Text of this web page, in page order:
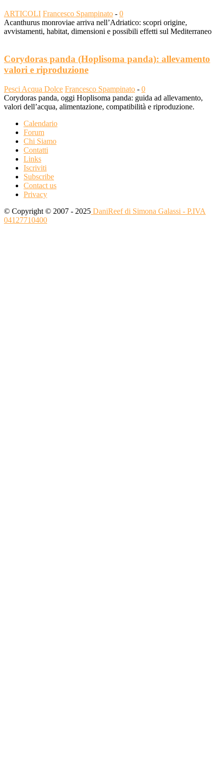
ARTICOLI Francesco Spampinato - 0
Acanthurus monroviae arriva nell’Adriatico: scopri origine,
avvistamenti, habitat, dimensioni e possibili effetti sul Mediterraneo
Corydoras panda (Hoplisoma panda): allevamento
valori e riproduzione
Pesci Acqua Dolce Francesco Spampinato - 0
Corydoras panda, oggi Hoplisoma panda: guida ad allevamento,
valori dell’acqua, alimentazione, compatibilità e riproduzione.
Calendario
Forum
Chi Siamo
Contatti
Links
Iscriviti
Subscribe
Contact us
Privacy
© Copyright © 2007 - 2025 DaniReef di Simona Galassi - P.IVA
04127710400